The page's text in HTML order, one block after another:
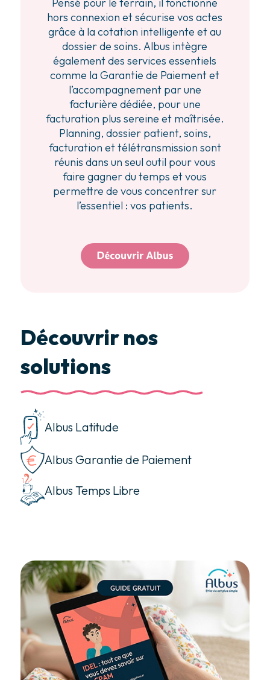
hors connexion et sécurise vos actes
grâce à la cotation intelligente et au
dossier de soins. Albus intègre
également des services essentiels
comme la Garantie de Paiement et
l’accompagnement par une
facturière dédiée, pour une
facturation plus sereine et maîtrisée.
Planning, dossier patient, soins,
facturation et télétransmission sont
réunis dans un seul outil pour vous
faire gagner du temps et vous
permettre de vous concentrer sur
l’essentiel : vos patients.
Découvrir nos
solutions
Albus Latitude
Albus Garantie de Paiement
Albus Temps Libre